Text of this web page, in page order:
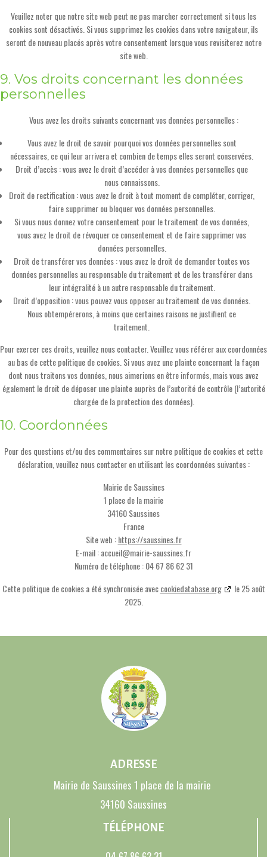
Veuillez noter que notre site web peut ne pas marcher correctement si tous les
cookies sont désactivés. Si vous supprimez les cookies dans votre navigateur, ils
seront de nouveau placés après votre consentement lorsque vous revisiterez notre
site web.
9. Vos droits concernant les données
personnelles
Vous avez les droits suivants concernant vos données personnelles :
Vous avez le droit de savoir pourquoi vos données personnelles sont
nécessaires, ce qui leur arrivera et combien de temps elles seront conservées.
Droit d’accès : vous avez le droit d’accéder à vos données personnelles que
nous connaissons.
Droit de rectification : vous avez le droit à tout moment de compléter, corriger,
faire supprimer ou bloquer vos données personnelles.
Si vous nous donnez votre consentement pour le traitement de vos données,
vous avez le droit de révoquer ce consentement et de faire supprimer vos
données personnelles.
Droit de transférer vos données : vous avez le droit de demander toutes vos
données personnelles au responsable du traitement et de les transférer dans
leur intégralité à un autre responsable du traitement.
Droit d’opposition : vous pouvez vous opposer au traitement de vos données.
Nous obtempérerons, à moins que certaines raisons ne justifient ce
traitement.
Pour exercer ces droits, veuillez nous contacter. Veuillez vous référer aux coordonnées
au bas de cette politique de cookies. Si vous avez une plainte concernant la façon
dont nous traitons vos données, nous aimerions en être informés, mais vous avez
également le droit de déposer une plainte auprès de l’autorité de contrôle (l’autorité
chargée de la protection des données).
10. Coordonnées
Pour des questions et/ou des commentaires sur notre politique de cookies et cette
déclaration, veuillez nous contacter en utilisant les coordonnées suivantes :
Mairie de Saussines
1 place de la mairie
34160 Saussines
France
Site web :https://saussines.fr
E-mail :accueil@mairie-saussines.fr
Numéro de téléphone : 04 67 86 62 31
Cette politique de cookies a été synchronisée aveccookiedatabase.org
le 25 août
2025.
ADRESSE
Mairie de Saussines 1 place de la mairie
34160 Saussines
TÉLÉPHONE